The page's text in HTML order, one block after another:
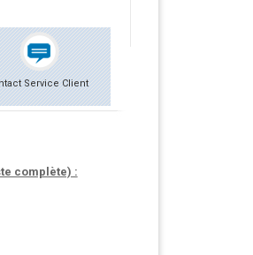
Service Client
complète) :